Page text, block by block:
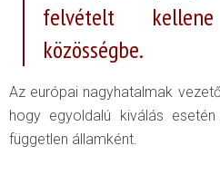
felvételt
közösségbe.
Az európai nagyhatalmak
hogy egyoldalú kiválás
független államként.